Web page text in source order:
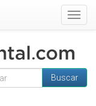
de
Buscar